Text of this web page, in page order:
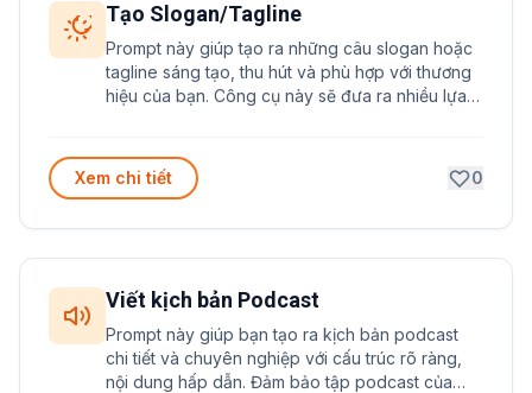
Tạo Slogan/Tagline
Prompt này giúp tạo ra những câu slogan hoặc
tagline sáng tạo, thu hút và phù hợp với thương
hiệu của bạn. Công cụ này sẽ đưa ra nhiều lựa
Xem chi tiết
0
Viết kịch bản Podcast
Prompt này giúp bạn tạo ra kịch bản podcast
chi tiết và chuyên nghiệp với cấu trúc rõ ràng,
nội dung hấp dẫn. Đảm bảo tập podcast của